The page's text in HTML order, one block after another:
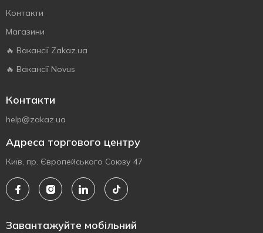
Контакти
Магазини
🔥 Вакансії Zakaz.ua
🔥 Вакансії Novus
Контакти
help@zakaz.ua
Адреса торгового центру
Київ, пр. Європейського Союзу 47
Завантажуйте мобільний